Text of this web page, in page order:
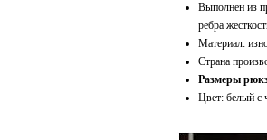
Выполнен из
ребра
Материал:
Страна
Размеры
Цвет: белый с